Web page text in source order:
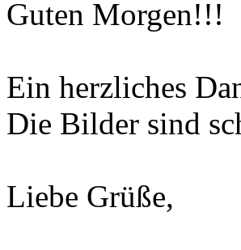
Guten Morgen!!!
Ein herzliches
Die Bilder sind
Liebe Grüße,